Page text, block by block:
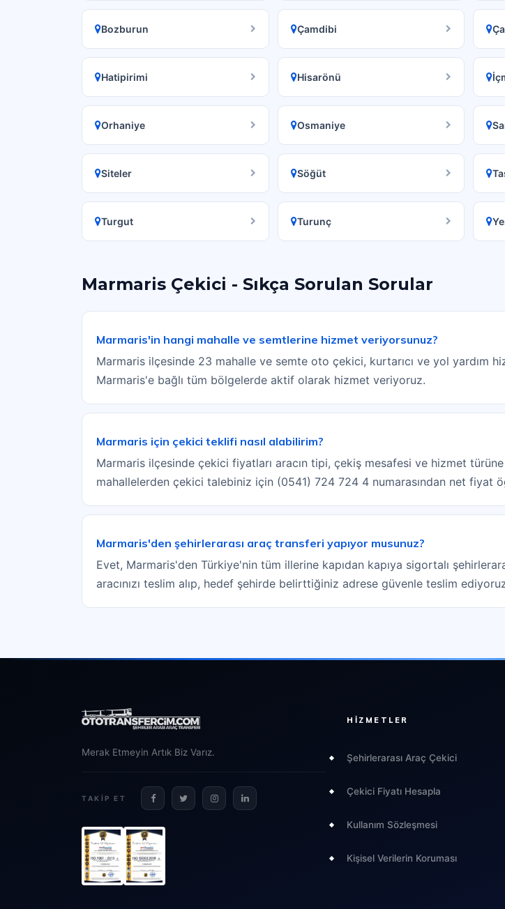
Bozburun Çamdibi
Hatipirimi Hisarönü
Orhaniye Osmaniye
Siteler Söğüt
Turgut Turunç
Marmaris Çekici - Sıkça Sorulan Sorular
Marmaris'in hangi mahalle ve semtlerine hizmet veriyorsunuz?
Marmaris ilçesinde 23 mahalle ve semte oto çekici, kurtarıcı ve yol yardım
Marmaris'e bağlı tüm bölgelerde aktif olarak hizmet veriyoruz.
Marmaris için çekici teklifi nasıl alabilirim?
Marmaris ilçesinde çekici fiyatları aracın tipi, çekiş mesafesi ve hizmet
mahallelerden çekici talebiniz için (0541) 724 724 4 numarasından net fiyat
Marmaris'den şehirlerarası araç transferi yapıyor musunuz?
Evet, Marmaris'den Türkiye'nin tüm illerine kapıdan kapıya sigortalı
aracınızı teslim alıp, hedef şehirde belirttiğiniz adrese güvenle teslim
Merak Etmeyin Artık Biz Varız.
TAKIP ET
HIZMETLER
Şehirlerarası Araç Çekici
Çekici Fiyatı Hesapla
Kullanım Sözleşmesi
Kişisel Verilerin Koruması